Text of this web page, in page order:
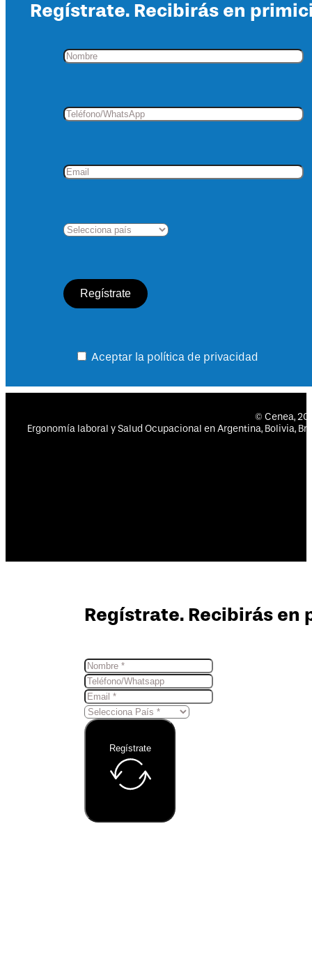
cantidad
Regístrate. Recibirás en
Aceptar la política de privacidad
© Cenea,
Ergonomía laboral y Salud Ocupacional en Argentina, Bolivia,
Regístrate. Recibirás en
Regístrate